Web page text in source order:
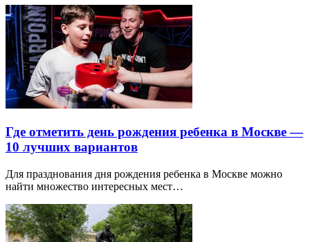
Где отметить день рождения ребенка в Москве —
10 лучших вариантов
Для празднования дня рождения ребенка в Москве можно
найти множество интересных мест…